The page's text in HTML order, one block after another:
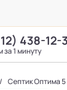
438-12-
за 1 минуту
Септик Оптима